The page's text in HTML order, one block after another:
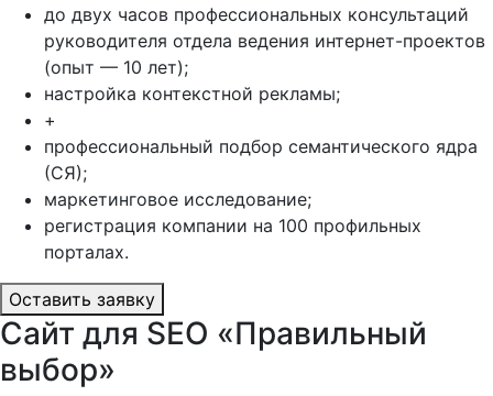
до двух часов профессиональных консультаций
руководителя отдела ведения интернет-проектов
(опыт — 10 лет);
настройка контекстной рекламы;
+
профессиональный подбор семантического ядра
(СЯ);
маркетинговое исследование;
регистрация компании на 100 профильных
порталах.
Оставить заявку
Сайт для SEO «Правильный
выбор»